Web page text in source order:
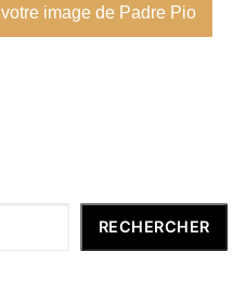
image de Padre Pio
RECHERCHER